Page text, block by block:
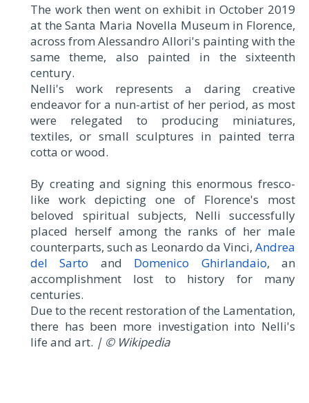
The work then went on exhibit in October 2019
at the Santa Maria Novella Museum in Florence,
across from Alessandro Allori's painting with the
same theme, also painted in the sixteenth
century.
Nelli's work represents a daring creative
endeavor for a nun-artist of her period, as most
were relegated to producing miniatures,
textiles, or small sculptures in painted terra
cotta or wood.
By creating and signing this enormous fresco-
like work depicting one of Florence's most
beloved spiritual subjects, Nelli successfully
placed herself among the ranks of her male
counterparts, such as Leonardo da Vinci, Andrea
del Sarto and Domenico Ghirlandaio, an
accomplishment lost to history for many
centuries.
Due to the recent restoration of the Lamentation,
there has been more investigation into Nelli's
life and art. | © Wikipedia